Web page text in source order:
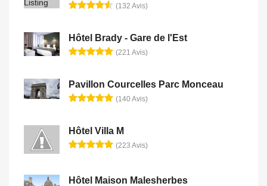
(132 Avis)
Hôtel Brady - Gare de l'Est
(221 Avis)
Pavillon Courcelles Parc Monceau
(140 Avis)
Hôtel Villa M
(223 Avis)
Hôtel Maison Malesherbes